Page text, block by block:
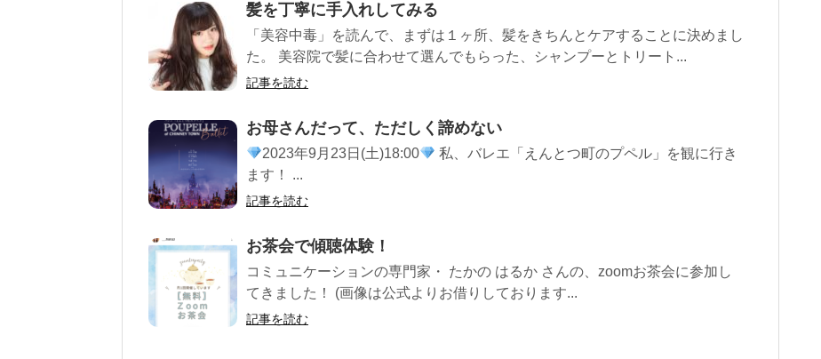
髪を丁寧に手入れしてみる
「美容中毒」を読んで、まずは１ヶ所、髪をきちんとケアすることに決めまし
た。 美容院で髪に合わせて選んでもらった、シャンプーとトリート...
記事を読む
お母さんだって、ただしく諦めない
2023年9月23日(土)18:00
私、バレエ「えんとつ町のプペル」を観に行き
ます！ ...
記事を読む
お茶会で傾聴体験！
コミュニケーションの専門家・ たかの はるか さんの、zoomお茶会に参加し
てきました！ (画像は公式よりお借りしております...
記事を読む